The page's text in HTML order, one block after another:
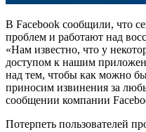
В Facebook сообщили, что
проблем и работают над
«Нам известно, что у
доступом к нашим
над тем, чтобы как можно
приносим извинения за
сообщении компании
Потерпеть пользователей